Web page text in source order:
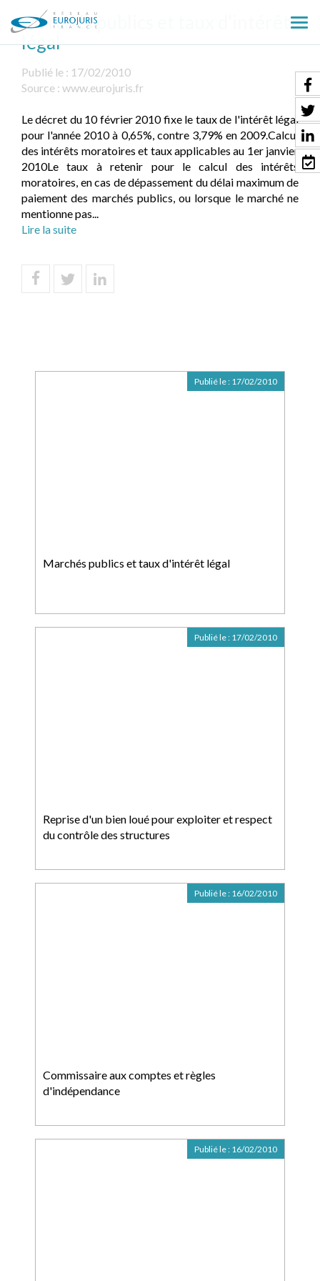
le
Marchés publics et taux d'intérêt
légal
Publié le : 17/02/2010
Source : www.eurojuris.fr
Le décret du 10 février 2010 fixe le taux de l'intérêt légal
pour l'année 2010 à 0,65%, contre 3,79% en 2009.Calcul
des intérêts moratoires et taux applicables au 1er janvier
2010Le taux à retenir pour le calcul des intérêts
moratoires, en cas de dépassement du délai maximum de
paiement des marchés publics, ou lorsque le marché ne
mentionne pas...
Lire la suite
Marchés publics et taux d'intérêt légal
Publié le : 17/02/2010
Reprise d'un bien loué pour exploiter et respect
du contrôle des structures
Publié le : 17/02/2010
Commissaire aux comptes et règles
d'indépendance
Publié le : 16/02/2010
Publié le : 16/02/2010